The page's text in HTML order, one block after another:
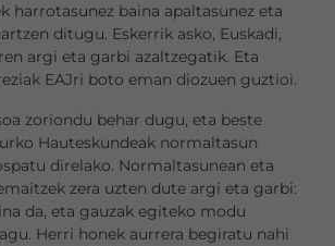
harrotasunez baina apaltasunez eta
ditugu. Eskerrik asko, Euskadi,
argi eta garbi azaltzegatik. Eta
EAJri boto eman diozuen guztioi.
zoriondu behar dugu, eta beste
Hauteskundeak normaltasun
direlako. Normaltasunean eta
zera uzten dute argi eta garbi:
da, eta gauzak egiteko modu
Herri honek aurrera begiratu nahi